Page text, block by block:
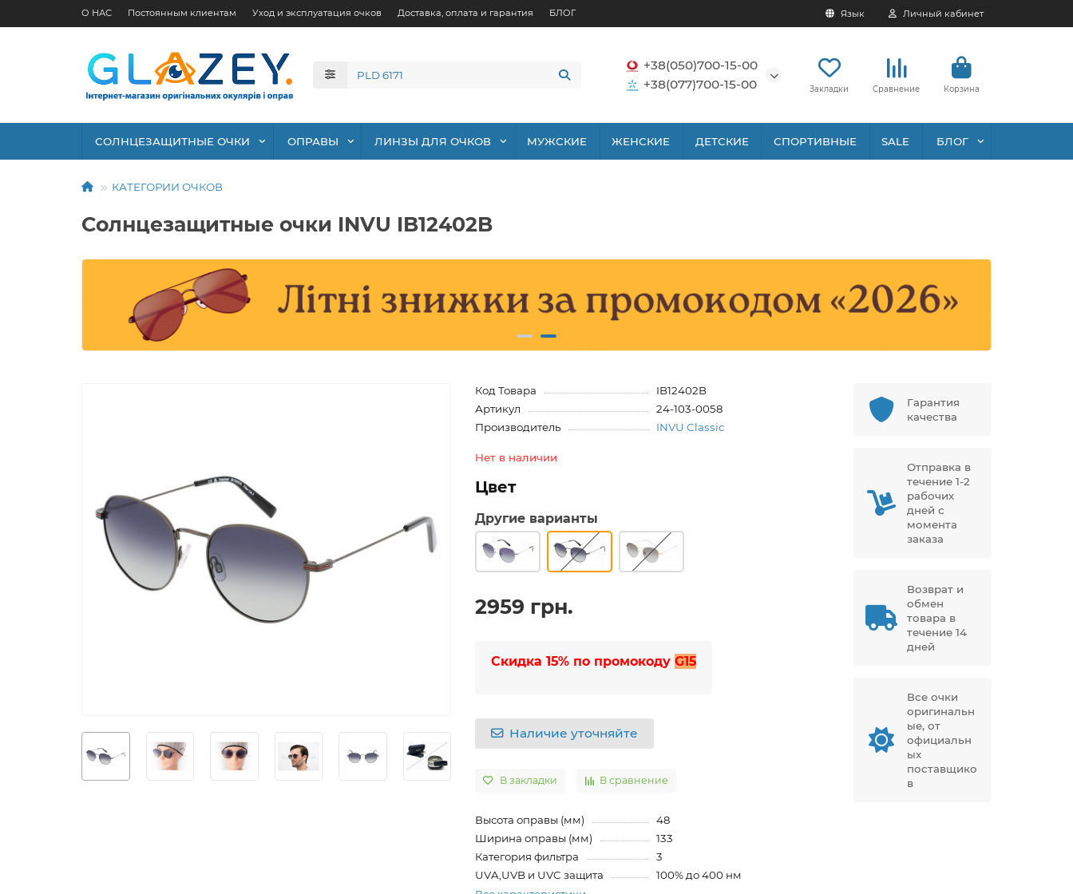
О НАС Постоянным клиентам Уход и эксплуатация очков Доставка, оплата и гарантия БЛОГ Язык Личный кабинет
+38(050)700-15-00
+38(077)700-15-00
Закладки Сравнение Корзина
СОЛНЦЕЗАЩИТНЫЕ ОЧКИ ОПРАВЫ ЛИНЗЫ ДЛЯ ОЧКОВ МУЖСКИЕ ЖЕНСКИЕ ДЕТСКИЕ СПОРТИВНЫЕ SALE БЛОГ
КАТЕГОРИИ ОЧКОВ
Солнцезащитные очки INVU IB12402B
Код Товара
IB12402B
Артикул
24-103-0058
Производитель
INVU Classic
Нет в наличии
Цвет
Другие варианты
2959 грн.
Скидка 15% по промокодуG15
Наличие уточняйте
В закладки В сравнение
Высота оправы (мм)
48
Ширина оправы (мм)
133
Категория фильтра
3
UVA,UVB и UVC защита
100% до 400 нм
Гарантия
качества
Отправка в
течение 1-2
рабочих
дней с
момента
заказа
Возврат и
обмен
товара в
течение 14
дней
Все очки
оригинальн
ые, от
официальн
ых
поставщико
в